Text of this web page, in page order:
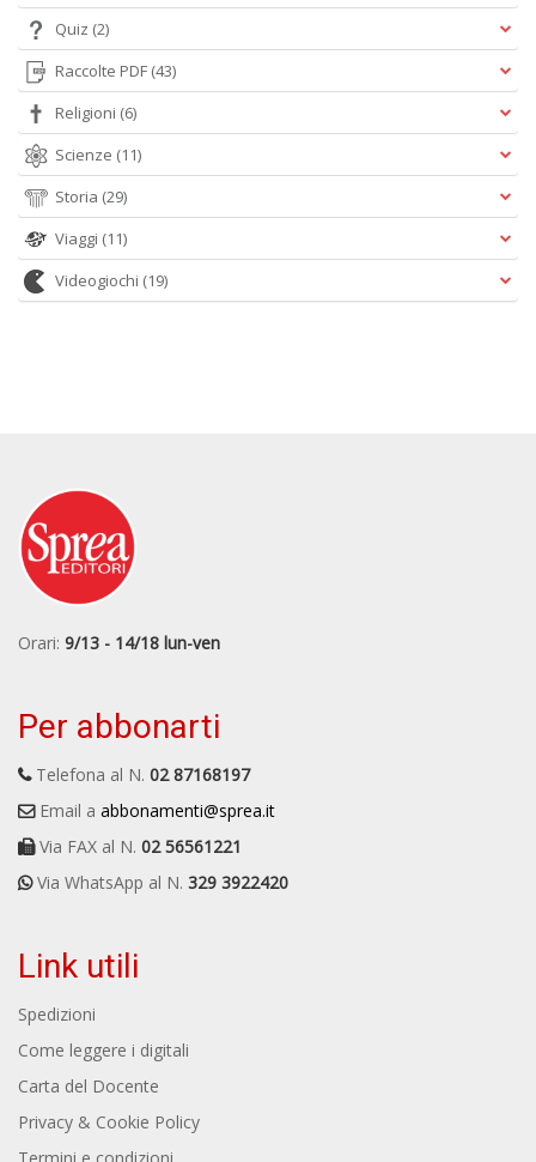
Quiz (2)
Raccolte PDF (43)
Religioni (6)
Scienze (11)
Storia (29)
Viaggi (11)
Videogiochi (19)
Orari: 9/13 - 14/18 lun-ven
Per abbonarti
Telefona al N. 02 87168197
Email a abbonamenti@sprea.it
Via FAX al N. 02 56561221
Via WhatsApp al N. 329 3922420
Link utili
Spedizioni
Come leggere i digitali
Carta del Docente
Privacy & Cookie Policy